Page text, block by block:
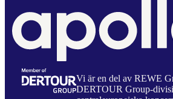
Vi är en del av REWE
DERTOUR Group-